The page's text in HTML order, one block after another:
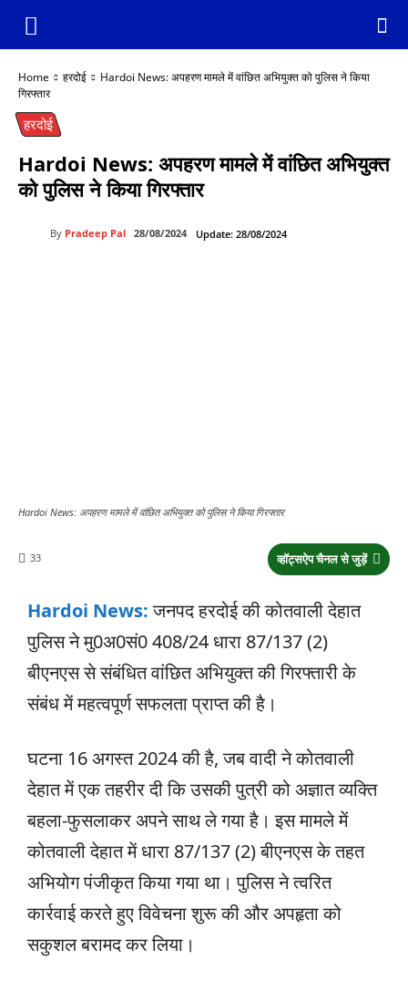
Home हरदोई
Hardoi News: अपहरण मामले में वांछित अभियुक्त को पुलिस ने किया
गिरफ्तार
हरदोई
Hardoi News: अपहरण मामले में वांछित अभियुक्त
को पुलिस ने किया गिरफ्तार
By Pradeep Pal 28/08/2024 Update: 28/08/2024
Hardoi News: अपहरण मामले में वांछित अभियुक्त को पुलिस ने किया गिरफ्तार
व्हॉट्सऐप चैनल से जुड़ें
33
Hardoi News:जनपद हरदोई की कोतवाली देहात
पुलिस ने मु0अ0सं0 408/24 धारा 87/137 (2)
बीएनएस से संबंधित वांछित अभियुक्त की गिरफ्तारी के
संबंध में महत्वपूर्ण सफलता प्राप्त की है।
घटना 16 अगस्त 2024 की है, जब वादी ने कोतवाली
देहात में एक तहरीर दी कि उसकी पुत्री को अज्ञात व्यक्ति
बहला-फुसलाकर अपने साथ ले गया है। इस मामले में
कोतवाली देहात में धारा 87/137 (2) बीएनएस के तहत
अभियोग पंजीकृत किया गया था। पुलिस ने त्वरित
कार्रवाई करते हुए विवेचना शुरू की और अपहृता को
सकुशल बरामद कर लिया।